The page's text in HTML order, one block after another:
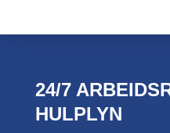
24/7
HULPLYN